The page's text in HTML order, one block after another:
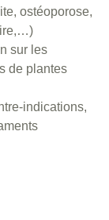
ostéoporose,
sur les
de plantes
indications,